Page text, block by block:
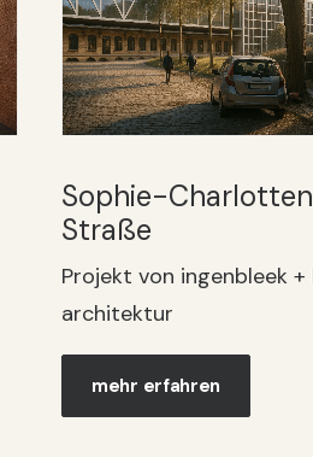
Sophie-Charlotten
Straße
Projekt von ingenbleek +
architektur
mehr erfahren